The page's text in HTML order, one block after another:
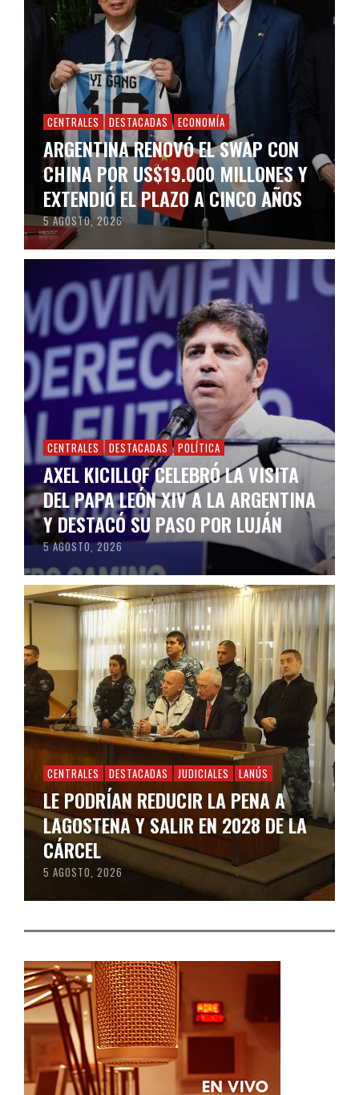
CENTRALES DESTACADAS ECONOMÍA
ARGENTINA RENOVÓ EL SWAP CON
CHINA POR US$19.000 MILLONES Y
EXTENDIÓ EL PLAZO A CINCO AÑOS
5 AGOSTO, 2026
CENTRALES DESTACADAS POLÍTICA
AXEL KICILLOF CELEBRÓ LA VISITA
DEL PAPA LEÓN XIV A LA ARGENTINA
Y DESTACÓ SU PASO POR LUJÁN
5 AGOSTO, 2026
CENTRALES DESTACADAS JUDICIALES LANÚS
LE PODRÍAN REDUCIR LA PENA A
LAGOSTENA Y SALIR EN 2028 DE LA
CÁRCEL
5 AGOSTO, 2026